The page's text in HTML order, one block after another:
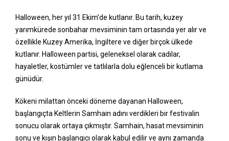
Halloween, her yıl 31 Ekim’de kutlanır. Bu tarih, kuzey
yarımkürede sonbahar mevsiminin tam ortasında yer alır ve
özellikle Kuzey Amerika, İngiltere ve diğer birçok ülkede
kutlanır. Halloween partisi, geleneksel olarak cadılar,
hayaletler, kostümler ve tatlılarla dolu eğlenceli bir kutlama
günüdür.
Kökeni milattan önceki döneme dayanan Halloween,
başlangıçta Keltlerin Samhain adını verdikleri bir festivalin
sonucu olarak ortaya çıkmıştır. Samhain, hasat mevsiminin
sonu ve kışın başlangıcı olarak kabul edilir ve aynı zamanda